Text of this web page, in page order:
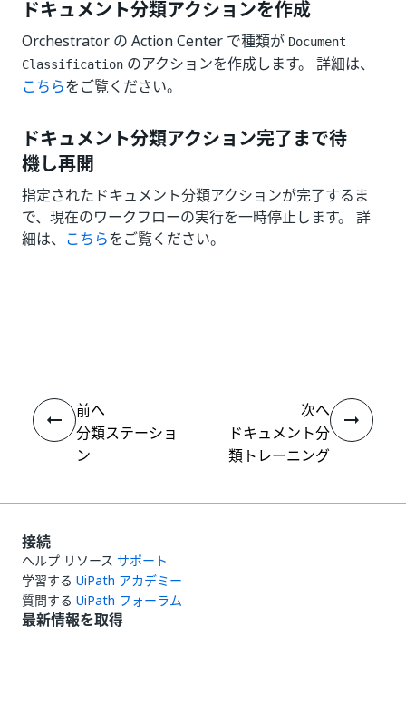
ドキュメント分類アクションを作成
Orchestrator の Action Center で種類が Document
Classification のアクションを作成します。 詳細は、
こちらをご覧ください。
ドキュメント分類アクション完了まで待
機し再開
指定されたドキュメント分類アクションが完了するま
で、現在のワークフローの実行を一時停止します。 詳
細は、 こちらをご覧ください。
前へ
分類ステーショ
ン
次へ
ドキュメント分
類トレーニング
接続
ヘルプ リソース サポート
学習する UiPath アカデミー
質問する UiPath フォーラム
最新情報を取得